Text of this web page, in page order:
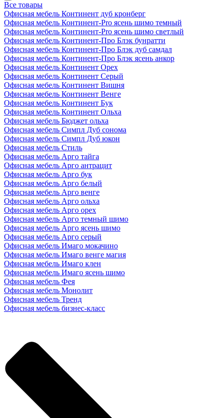
Все товары
Офисная мебель Континент дуб кронберг
Офисная мебель Континент-Pro ясень шимо темный
Офисная мебель Континент-Pro ясень шимо светлый
Офисная мебель Континент-Про Блэк бунратти
Офисная мебель Континент-Про Блэк дуб самдал
Офисная мебель Континент-Про Блэк ясень анкор
Офисная мебель Континент Орех
Офисная мебель Континент Серый
Офисная мебель Континент Вишня
Офисная мебель Континент Венге
Офисная мебель Континент Бук
Офисная мебель Континент Ольха
Офисная мебель Бюджет ольха
Офисная мебель Симпл Дуб сонома
Офисная мебель Симпл Дуб юкон
Офисная мебель Стиль
Офисная мебель Арго тайга
Офисная мебель Арго антрацит
Офисная мебель Арго бук
Офисная мебель Арго белый
Офисная мебель Арго венге
Офисная мебель Арго ольха
Офисная мебель Арго орех
Офисная мебель Арго темный шимо
Офисная мебель Арго ясень шимо
Офисная мебель Арго серый
Офисная мебель Имаго мокачино
Офисная мебель Имаго венге магия
Офисная мебель Имаго клен
Офисная мебель Имаго ясень шимо
Офисная мебель Фея
Офисная мебель Монолит
Офисная мебель Тренд
Офисная мебель бизнес-класс